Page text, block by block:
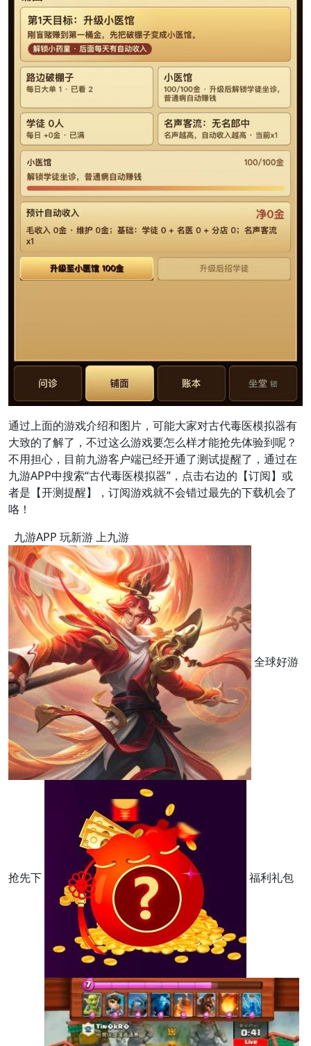
通过上面的游戏介绍和图片，可能大家对古代毒医模拟器有
大致的了解了，不过这么游戏要怎么样才能抢先体验到呢？
不用担心，目前九游客户端已经开通了测试提醒了，通过在
九游APP中搜索“古代毒医模拟器”，点击右边的【订阅】或
者是【开测提醒】，订阅游戏就不会错过最先的下载机会了
咯！
九游APP 玩新游 上九游
全球好游
抢先下 福利礼包